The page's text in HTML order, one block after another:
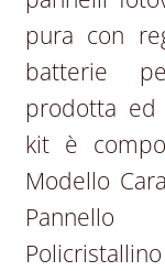
pura con
batterie
prodotta ed
kit è
Modello